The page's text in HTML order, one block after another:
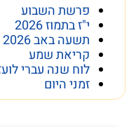
פרשת השבוע
י"ז בתמוז 2026
תשעה באב 2026
קריאת שמע
לוח שנה עברי
זמני היום